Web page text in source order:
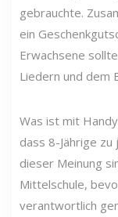
gebrauchte.
ein
Erwachsene
Liedern und dem
Was ist mit
dass 8-Jährige
dieser Meinung
Mittelschule,
verantwortlich